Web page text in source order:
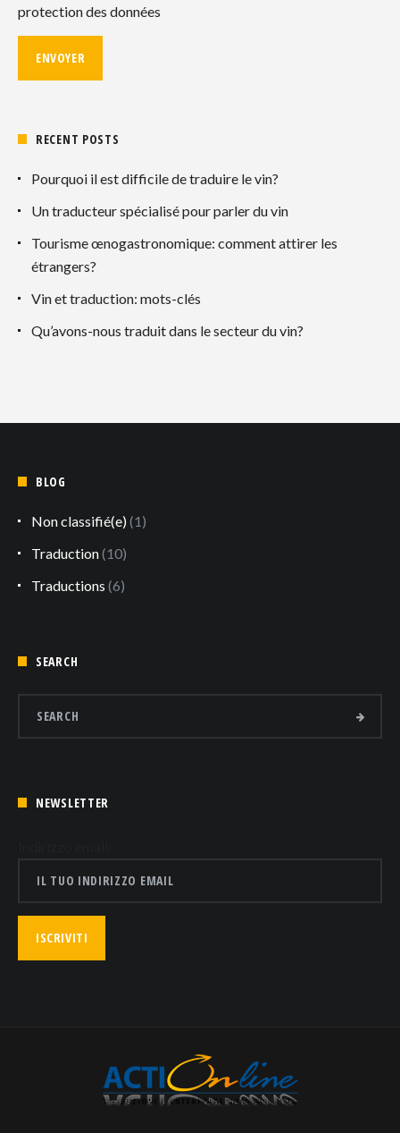
protection des données
RECENT POSTS
Pourquoi il est difficile de traduire le vin?
Un traducteur spécialisé pour parler du vin
Tourisme œnogastronomique: comment attirer les
étrangers?
Vin et traduction: mots-clés
Qu’avons-nous traduit dans le secteur du vin?
BLOG
Non classifié(e)(1)
Traduction(10)
Traductions (6)
SEARCH
NEWSLETTER